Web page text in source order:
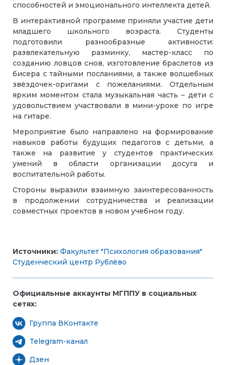
способностей и эмоционального интеллекта детей.
В интерактивной программе приняли участие дети
младшего школьного возраста. Студенты
подготовили разнообразные активности:
развлекательную разминку, мастер-класс по
созданию ловцов снов, изготовление браслетов из
бисера с тайными посланиями, а также волшебных
звёздочек-оригами с пожеланиями. Отдельным
ярким моментом стала музыкальная часть – дети с
удовольствием участвовали в мини-уроке по игре
на гитаре.
Мероприятие было направлено на формирование
навыков работы будущих педагогов с детьми, а
также на развитие у студентов практических
умений в области организации досуга и
воспитательной работы.
Стороны выразили взаимную заинтересованность
в продолжении сотрудничества и реализации
совместных проектов в новом учебном году.
Источники: Факультет "Психология образования"
Студенческий центр Рублёво
Официальные аккаунты МГППУ в социальных
сетях:
Группа ВКонтакте
Telegram-канал
Дзен